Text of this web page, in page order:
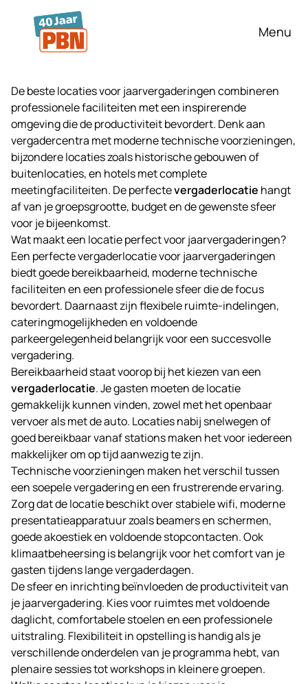
Ga naar hoofdinhoud
Menu
De beste locaties voor jaarvergaderingen combineren
professionele faciliteiten met een inspirerende
omgeving die de productiviteit bevordert. Denk aan
vergadercentra met moderne technische voorzieningen,
bijzondere locaties zoals historische gebouwen of
buitenlocaties, en hotels met complete
meetingfaciliteiten. De perfectevergaderlocatie hangt
af van je groepsgrootte, budget en de gewenste sfeer
voor je bijeenkomst.
Wat maakt een locatie perfect voor jaarvergaderingen?
Een perfecte vergaderlocatie voor jaarvergaderingen
biedt goede bereikbaarheid, moderne technische
faciliteiten en een professionele sfeer die de focus
bevordert. Daarnaast zijn flexibele ruimte-indelingen,
cateringmogelijkheden en voldoende
parkeergelegenheid belangrijk voor een succesvolle
vergadering.
Bereikbaarheid staat voorop bij het kiezen van een
vergaderlocatie. Je gasten moeten de locatie
gemakkelijk kunnen vinden, zowel met het openbaar
vervoer als met de auto. Locaties nabij snelwegen of
goed bereikbaar vanaf stations maken het voor iedereen
makkelijker om op tijd aanwezig te zijn.
Technische voorzieningen maken het verschil tussen
een soepele vergadering en een frustrerende ervaring.
Zorg dat de locatie beschikt over stabiele wifi, moderne
presentatieapparatuur zoals beamers en schermen,
goede akoestiek en voldoende stopcontacten. Ook
klimaatbeheersing is belangrijk voor het comfort van je
gasten tijdens lange vergaderdagen.
De sfeer en inrichting beïnvloeden de productiviteit van
je jaarvergadering. Kies voor ruimtes met voldoende
daglicht, comfortabele stoelen en een professionele
uitstraling. Flexibiliteit in opstelling is handig als je
verschillende onderdelen van je programma hebt, van
plenaire sessies tot workshops in kleinere groepen.